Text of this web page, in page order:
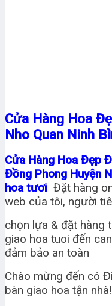
Cửa Hàng Hoa
Nho Quan Ninh
Cửa Hàng Hoa Đẹp
Đồng Phong Huyện
hoa tươi Đặt hàng
web của tôi, người
chọn lựa & đặt hàng
giao hoa tuoi đến
đảm bảo an toàn
Chào mừng đến có
bàn giao hoa tận nhà!